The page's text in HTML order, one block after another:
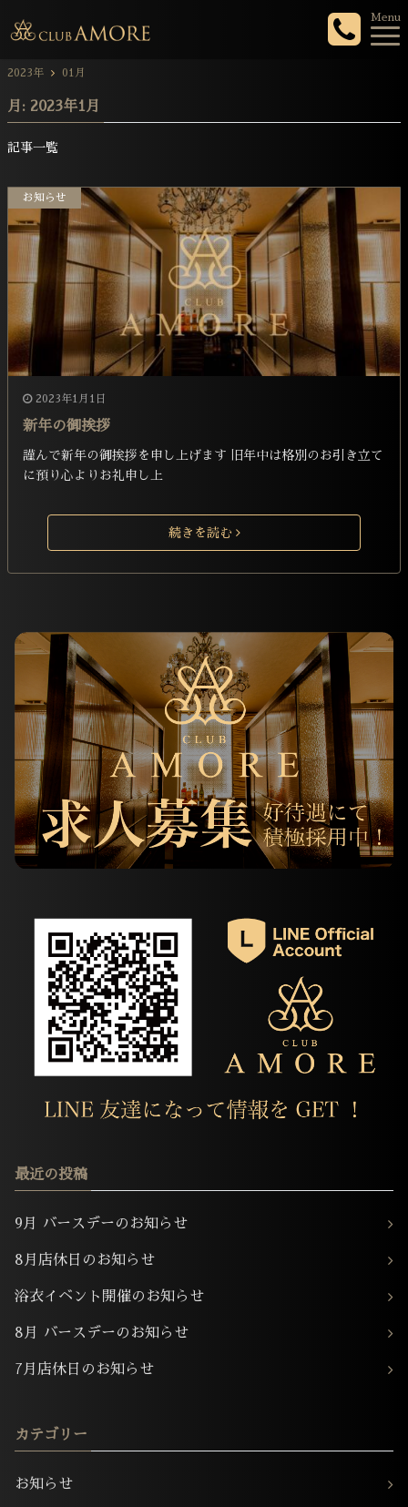
Menu
2023年 01月
月: 2023年1月
記事一覧
お知らせ
2023年1月1日
新年の御挨拶
謹んで新年の御挨拶を申し上げます 旧年中は格別のお引き立て
に預り心よりお礼申し上
続きを読む
最近の投稿
9月 バースデーのお知らせ
8月店休日のお知らせ
浴衣イベント開催のお知らせ
8月 バースデーのお知らせ
7月店休日のお知らせ
カテゴリー
お知らせ